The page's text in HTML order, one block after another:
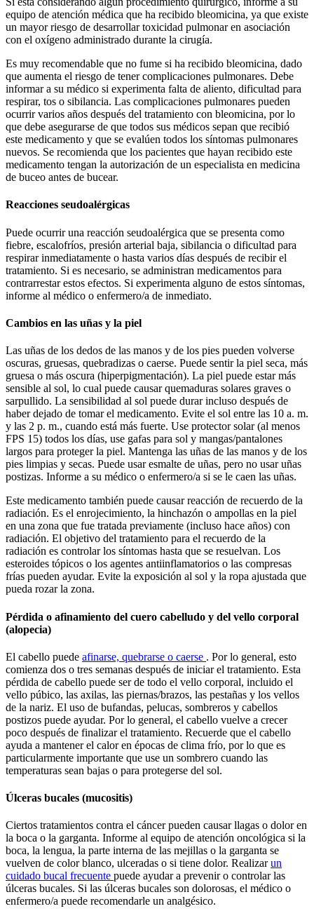
equipo de atención médica que ha recibido bleomicina, ya que existe
un mayor riesgo de desarrollar toxicidad pulmonar en asociación
con el oxígeno administrado durante la cirugía.
Es muy recomendable que no fume si ha recibido bleomicina, dado
que aumenta el riesgo de tener complicaciones pulmonares. Debe
informar a su médico si experimenta falta de aliento, dificultad para
respirar, tos o sibilancia. Las complicaciones pulmonares pueden
ocurrir varios años después del tratamiento con bleomicina, por lo
que debe asegurarse de que todos sus médicos sepan que recibió
este medicamento y que se evalúen todos los síntomas pulmonares
nuevos. Se recomienda que los pacientes que hayan recibido este
medicamento tengan la autorización de un especialista en medicina
de buceo antes de bucear.
Reacciones seudoalérgicas
Puede ocurrir una reacción seudoalérgica que se presenta como
fiebre, escalofríos, presión arterial baja, sibilancia o dificultad para
respirar inmediatamente o hasta varios días después de recibir el
tratamiento. Si es necesario, se administran medicamentos para
contrarrestar estos efectos. Si experimenta alguno de estos síntomas,
informe al médico o enfermero/a de inmediato.
Cambios en las uñas y la piel
Las uñas de los dedos de las manos y de los pies pueden volverse
oscuras, gruesas, quebradizas o caerse. Puede sentir la piel seca, más
gruesa o más oscura (hiperpigmentación). La piel puede estar más
sensible al sol, lo cual puede causar quemaduras solares graves o
sarpullido. La sensibilidad al sol puede durar incluso después de
haber dejado de tomar el medicamento. Evite el sol entre las 10 a. m.
y las 2 p. m., cuando está más fuerte. Use protector solar (al menos
FPS 15) todos los días, use gafas para sol y mangas/pantalones
largos para proteger la piel. Mantenga las uñas de las manos y de los
pies limpias y secas. Puede usar esmalte de uñas, pero no usar uñas
postizas. Informe a su médico o enfermero/a si se le caen las uñas.
Este medicamento también puede causar reacción de recuerdo de la
radiación. Es el enrojecimiento, la hinchazón o ampollas en la piel
en una zona que fue tratada previamente (incluso hace años) con
radiación. El objetivo del tratamiento para el recuerdo de la
radiación es controlar los síntomas hasta que se resuelvan. Los
esteroides tópicos o los agentes antiinflamatorios o las compresas
frías pueden ayudar. Evite la exposición al sol y la ropa ajustada que
pueda rozar la zona.
Pérdida o afinamiento del cuero cabelludo y del vello corporal
(alopecia)
El cabello puede afinarse, quebrarse o caerse . Por lo general, esto
comienza dos o tres semanas después de iniciar el tratamiento. Esta
pérdida de cabello puede ser de todo el vello corporal, incluido el
vello púbico, las axilas, las piernas/brazos, las pestañas y los vellos
de la nariz. El uso de bufandas, pelucas, sombreros y cabellos
postizos puede ayudar. Por lo general, el cabello vuelve a crecer
poco después de finalizar el tratamiento. Recuerde que el cabello
ayuda a mantener el calor en épocas de clima frío, por lo que es
particularmente importante que use un sombrero cuando las
temperaturas sean bajas o para protegerse del sol.
Úlceras bucales (mucositis)
Ciertos tratamientos contra el cáncer pueden causar llagas o dolor en
la boca o la garganta. Informe al equipo de atención oncológica si la
boca, la lengua, la parte interna de las mejillas o la garganta se
vuelven de color blanco, ulceradas o si tiene dolor. Realizarun
cuidado bucal frecuente puede ayudar a prevenir o controlar las
úlceras bucales. Si las úlceras bucales son dolorosas, el médico o
enfermero/a puede recomendarle un analgésico.